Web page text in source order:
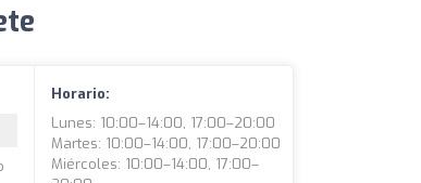
Horario:
Lunes: 10:00–14:00, 17:00–20:00
Martes: 10:00–14:00, 17:00–20:00
Miércoles: 10:00–14:00, 17:00–